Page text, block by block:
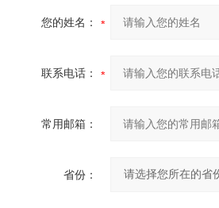
您的姓名：
联系电话：
常用邮箱：
省份：